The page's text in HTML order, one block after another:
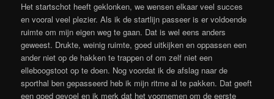
Het startschot heeft geklonken, we wensen elkaar veel succes
en vooral veel plezier. Als ik de startlijn passeer is er voldoende
ruimte om mijn eigen weg te gaan. Dat is wel eens anders
geweest. Drukte, weinig ruimte, goed uitkijken en oppassen een
ander niet op de hakken te trappen of om zelf niet een
elleboogstoot op te doen. Nog voordat ik de afslag naar de
sporthal ben gepasseerd heb ik mijn ritme al te pakken. Dat geeft
een goed gevoel en ik merk dat het voornemen om de eerste